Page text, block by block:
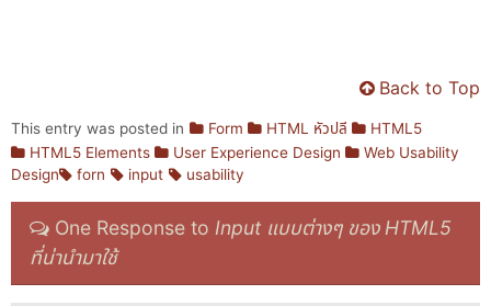
Back to Top
This entry was posted in Form HTML หัวปลี
HTML5
HTML5 Elements
User Experience Design
Web Usability
Design
forn input usability
One Response to Input แบบต่างๆ ของ HTML5
ที่น่านำมาใช้